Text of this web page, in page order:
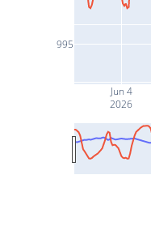
Jun 4
2026
995